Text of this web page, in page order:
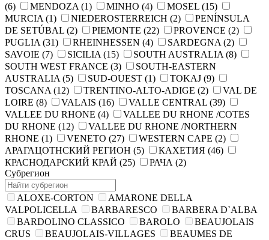
(6)
MENDOZA (1) MINHO (4) MOSEL (15)
MURCIA (1) NIEDEROSTERREICH (2)
PENÍNSULA
DE SETÚBAL (2) PIEMONTE (22) PROVENCE (2)
PUGLIA (31) RHEINHESSEN (4) SARDEGNA (2)
SAVOIE (7) SICILIA (15) SOUTH AUSTRALIA (8)
SOUTH WEST FRANCE (3)
SOUTH-EASTERN
AUSTRALIA (5) SUD-OUEST (1) TOKAJ (9)
TOSCANA (12) TRENTINO-ALTO-ADIGE (2)
VAL DE
LOIRE (8) VALAIS (16) VALLE CENTRAL (39)
VALLEE DU RHONE (4)
VALLEE DU RHONE /COTES
DU RHONE (12)
VALLEE DU RHONE /NORTHERN
RHONE (1) VENETO (27) WESTERN CAPE (2)
АРАГАЦОТНСКИЙ РЕГИОН (5) КАХЕТИЯ (46)
КРАСНОДАРСКИЙ КРАЙ (25) РАЧА (2)
Субрегион
ALOXE-CORTON
AMARONE DELLA
VALPOLICELLA
BARBARESCO
BARBERA D`ALBA
BARDOLINO CLASSICO
BAROLO
BEAUJOLAIS
CRUS
BEAUJOLAIS-VILLAGES
BEAUMES DE